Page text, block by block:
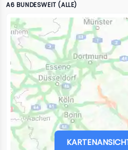
A6 BUNDESWEIT (ALLE)